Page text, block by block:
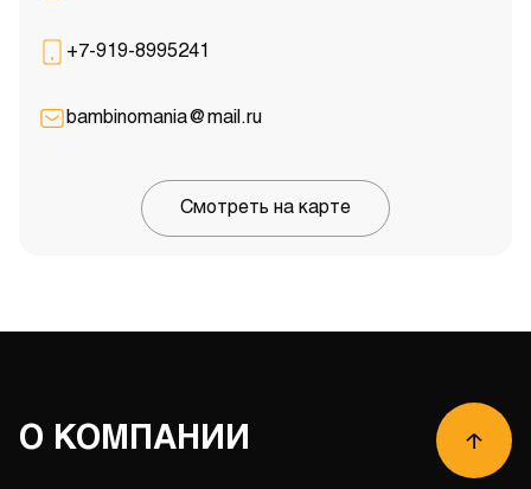
+7-919-8995241
bambinomania@mail.ru
Смотреть на карте
О КОМПАНИИ